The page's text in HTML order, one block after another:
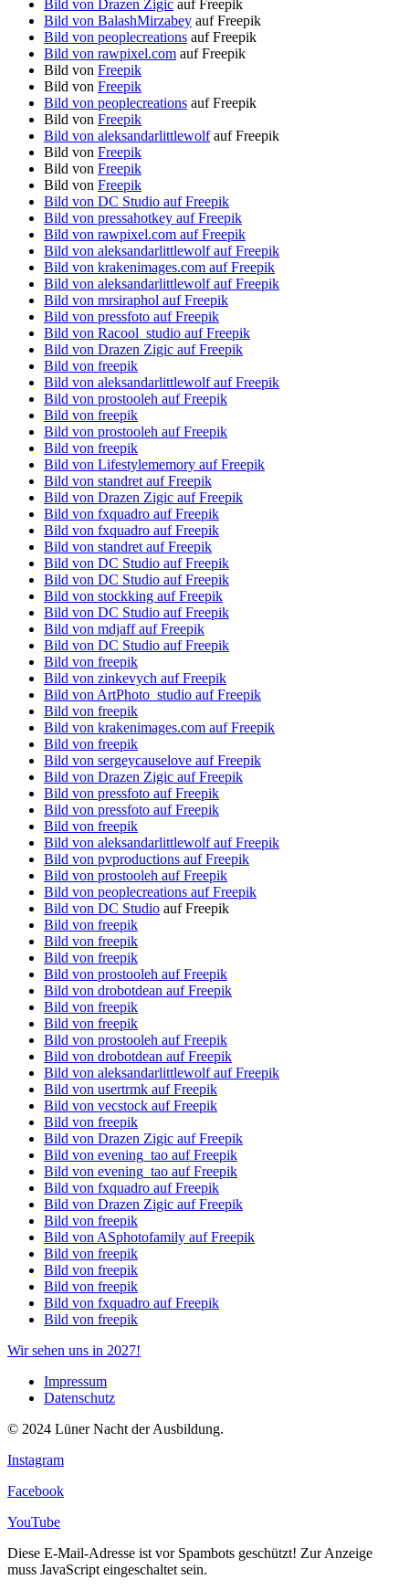
Bild von Drazen Zigic auf Freepik
Bild von BalashMirzabey auf Freepik
Bild von peoplecreations auf Freepik
Bild von rawpixel.com auf Freepik
Bild von Freepik
Bild von Freepik
Bild von peoplecreations auf Freepik
Bild von Freepik
Bild von aleksandarlittlewolfauf Freepik
Bild von Freepik
Bild von Freepik
Bild von Freepik
Bild von DC Studio auf Freepik
Bild von pressahotkey auf Freepik
Bild von rawpixel.com auf Freepik
Bild von aleksandarlittlewolf auf Freepik
Bild von krakenimages.com auf Freepik
Bild von aleksandarlittlewolf auf Freepik
Bild von mrsiraphol auf Freepik
Bild von pressfoto auf Freepik
Bild von Racool_studio auf Freepik
Bild von Drazen Zigic auf Freepik
Bild von freepik
Bild von aleksandarlittlewolf auf Freepik
Bild von prostooleh auf Freepik
Bild von freepik
Bild von prostooleh auf Freepik
Bild von freepik
Bild von Lifestylememory auf Freepik
Bild von standret auf Freepik
Bild von Drazen Zigic auf Freepik
Bild von fxquadro auf Freepik
Bild von fxquadro auf Freepik
Bild von standret auf Freepik
Bild von DC Studio auf Freepik
Bild von DC Studio auf Freepik
Bild von stockking auf Freepik
Bild von DC Studio auf Freepik
Bild von mdjaff auf Freepik
Bild von DC Studio auf Freepik
Bild von freepik
Bild von zinkevych auf Freepik
Bild von ArtPhoto_studio auf Freepik
Bild von freepik
Bild von krakenimages.com auf Freepik
Bild von freepik
Bild von sergeycauselove auf Freepik
Bild von Drazen Zigic auf Freepik
Bild von pressfoto auf Freepik
Bild von pressfoto auf Freepik
Bild von freepik
Bild von aleksandarlittlewolf auf Freepik
Bild von pvproductions auf Freepik
Bild von prostooleh auf Freepik
Bild von peoplecreations auf Freepik
Bild von DC Studio auf Freepik
Bild von freepik
Bild von freepik
Bild von freepik
Bild von prostooleh auf Freepik
Bild von drobotdean auf Freepik
Bild von freepik
Bild von freepik
Bild von prostooleh auf Freepik
Bild von drobotdean auf Freepik
Bild von aleksandarlittlewolf auf Freepik
Bild von usertrmk auf Freepik
Bild von vecstock auf Freepik
Bild von freepik
Bild von Drazen Zigic auf Freepik
Bild von evening_tao auf Freepik
Bild von evening_tao auf Freepik
Bild von fxquadro auf Freepik
Bild von Drazen Zigic auf Freepik
Bild von freepik
Bild von ASphotofamily auf Freepik
Bild von freepik
Bild von freepik
Bild von freepik
Bild von fxquadro auf Freepik
Bild von freepik
Wir sehen uns in 2027!
Impressum
Datenschutz
© 2024 Lüner Nacht der Ausbildung.
Instagram
Facebook
YouTube
Diese E-Mail-Adresse ist vor Spambots geschützt! Zur Anzeige
muss JavaScript eingeschaltet sein.